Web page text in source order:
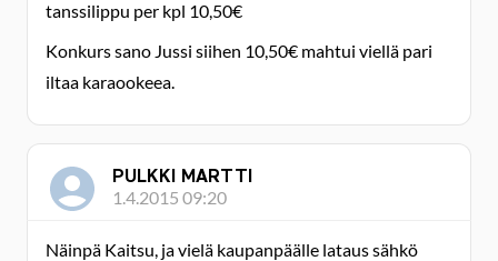
tanssilippu per kpl 10,50€
Konkurs sano Jussi siihen 10,50€ mahtui viellä pari
iltaa karaookeea.
PULKKI MARTTI
1.4.2015 09:20
Näinpä Kaitsu, ja vielä kaupanpäälle lataus sähkö